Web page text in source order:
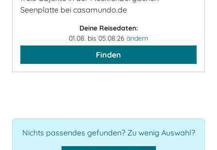
Seenplatte bei casamundo.de
Deine Reisedaten:
01.08. bis 05.08.26 ändern
Finden
Nichts passendes gefunden? Zu wenig Auswahl?